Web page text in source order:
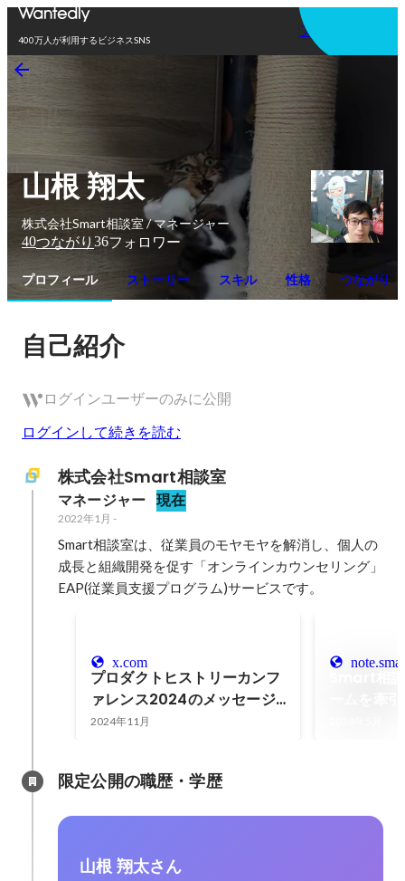
400万人が利用するビジネスSNS
アプリを使う
山根 翔太
株式会社Smart相談室 / マネージャー
40つながり 36フォロワー
プロフィール ストーリー スキル 性格 つながり
自己紹介
ログインユーザーのみに公開
ログインして続きを読む
株式会社Smart相談室
マネージャー 現在
2022年1月 -
Smart相談室は、従業員のモヤモヤを解消し、個人の
成長と組織開発を促す「オンラインカウンセリング」
EAP(従業員支援プログラム)サービスです。
x.com
プロダクトヒストリーカンフ
ァレンス2024のメッセージ
動画
2024年11月
限定公開の職歴・学歴
山根 翔太さん